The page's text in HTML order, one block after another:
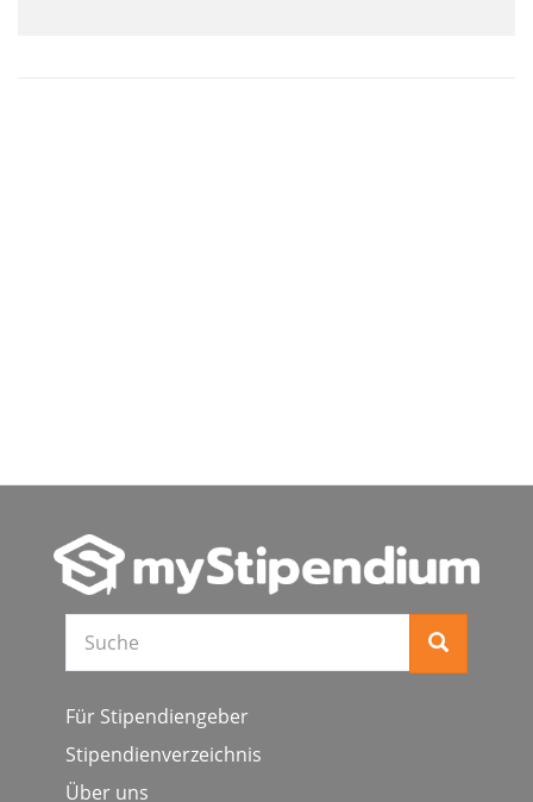
Suche
Für Stipendiengeber
Stipendienverzeichnis
Über uns